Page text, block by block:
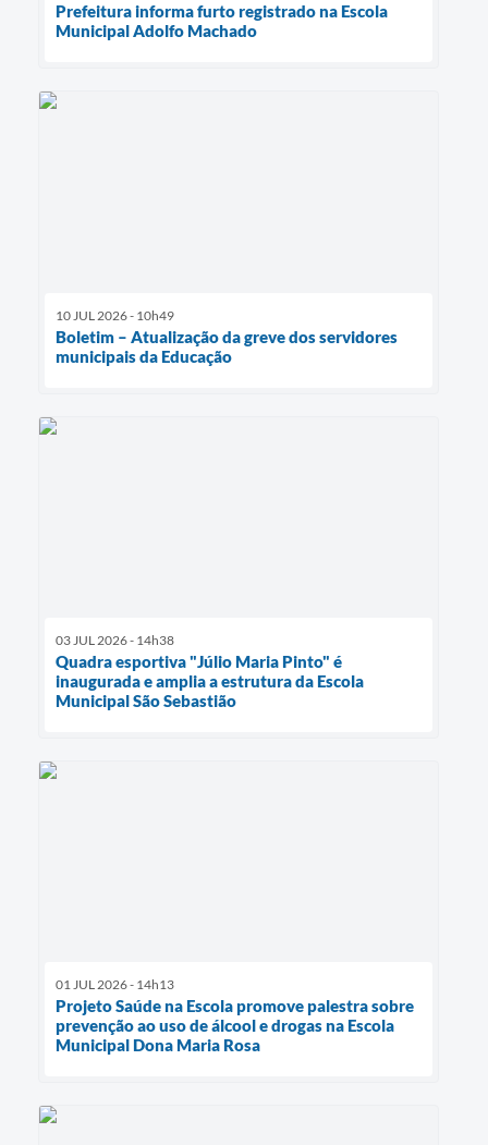
Prefeitura informa furto registrado na Escola
Municipal Adolfo Machado
10 JUL 2026 - 10h49
Boletim – Atualização da greve dos servidores
municipais da Educação
03 JUL 2026 - 14h38
Quadra esportiva "Júlio Maria Pinto" é
inaugurada e amplia a estrutura da Escola
Municipal São Sebastião
01 JUL 2026 - 14h13
Projeto Saúde na Escola promove palestra sobre
prevenção ao uso de álcool e drogas na Escola
Municipal Dona Maria Rosa